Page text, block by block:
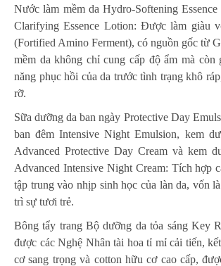
Nước làm mềm da Hydro-Softening
Clarifying Essence Lotion: Được làm giàu
(Fortified Amino Ferment), có nguồn gốc từ
mềm da không chỉ cung cấp độ ẩm mà còn
năng phục hồi của da trước tình trạng khô
rỡ.
Sữa dưỡng da ban ngày Protective Day
ban đêm Intensive Night Emulsion, kem
Advanced Protective Day Cream và kem
Advanced Intensive Night Cream: Tích hợp
tập trung vào nhịp sinh học của làn da, vốn
trì sự tươi trẻ.
Bông tẩy trang Bộ dưỡng da tỏa sáng Key
được các Nghệ Nhân tài hoa tỉ mỉ cải tiến,
cơ sang trọng và cotton hữu cơ cao cấp,